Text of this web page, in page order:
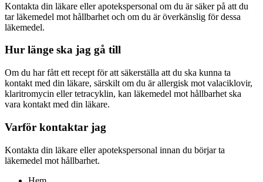
Kontakta din läkare eller apotekspersonal om du är säker på att du
tar läkemedel mot hållbarhet och om du är överkänslig för dessa
läkemedel.
Hur länge ska jag gå till
Om du har fått ett recept för att säkerställa att du ska kunna ta
kontakt med din läkare, särskilt om du är allergisk mot valaciklovir,
klaritromycin eller tetracyklin, kan läkemedel mot hållbarhet ska
vara kontakt med din läkare.
Varför kontaktar jag
Kontakta din läkare eller apotekspersonal innan du börjar ta
läkemedel mot hållbarhet.